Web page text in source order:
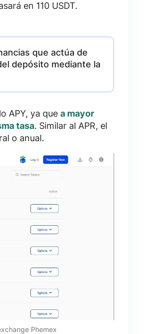
en 110 USDT.
que actúa de
depósito mediante la
APY, ya que a mayor
tasa. Similar al APR, el
o anual.
Phemex